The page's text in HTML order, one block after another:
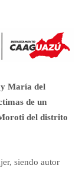
María del
de un
del distrito
siendo autor